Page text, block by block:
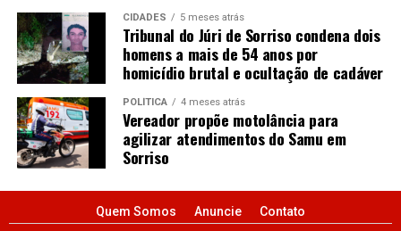
CIDADES 5 meses atrás
Tribunal do Júri de Sorriso condena dois
homens a mais de 54 anos por
homicídio brutal e ocultação de cadáver
POLÍTICA 4 meses atrás
Vereador propõe motolância para
agilizar atendimentos do Samu em
Sorriso
Quem Somos Anuncie Contato